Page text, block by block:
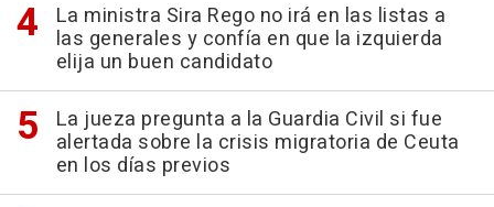
La ministra Sira Rego no irá en las listas a
las generales y confía en que la izquierda
elija un buen candidato
La jueza pregunta a la Guardia Civil si fue
alertada sobre la crisis migratoria de Ceuta
en los días previos